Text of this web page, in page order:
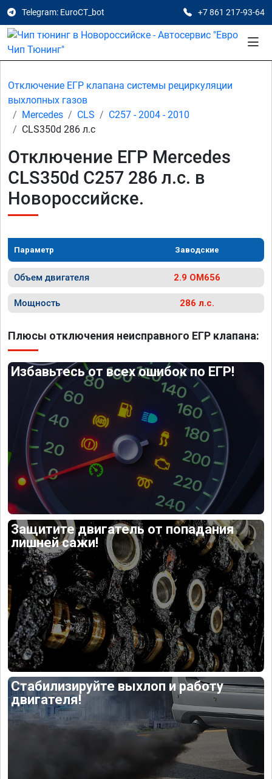
Telegram: EuroCT_bot +7 861 217-93-64
Отключение ЕГР клапана системы рециркуляции
выхлопных газов
Mercedes
CLS
C257 - 2004 - 2010
CLS350d 286 л.с
Отключение ЕГР Mercedes
CLS350d C257 286 л.с. в
Новороссийске.
Параметр Заводские
Объем двигателя 2.9 OM656
Мощность 286 л.с.
Плюсы отключения неисправного ЕГР клапана:
Избавьтесь от всех ошибок по ЕГР!
Защитите двигатель от попадания
лишней сажи!
Стабилизируйте выхлоп и работу
двигателя!